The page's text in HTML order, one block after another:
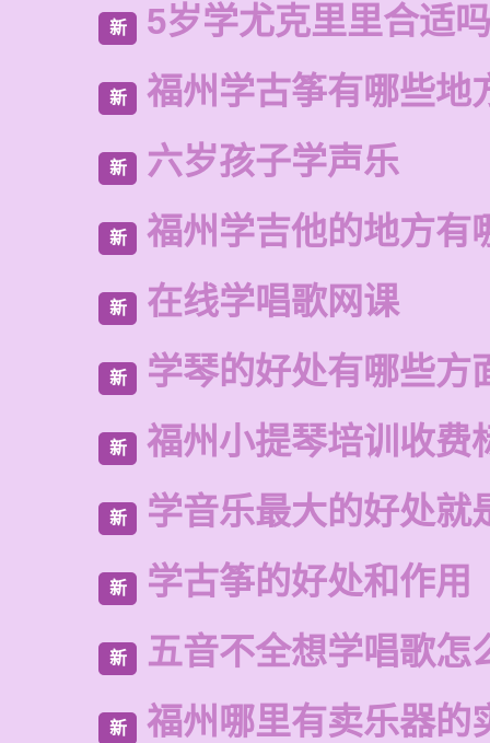
新 5岁学尤克里里合适吗
新 福州学古筝有哪些地
新 六岁孩子学声乐
新 福州学吉他的地方有
新 在线学唱歌网课
新 学琴的好处有哪些方
新 福州小提琴培训收费
新 学音乐最大的好处就
新 学古筝的好处和作用
新 五音不全想学唱歌怎
新 福州哪里有卖乐器的